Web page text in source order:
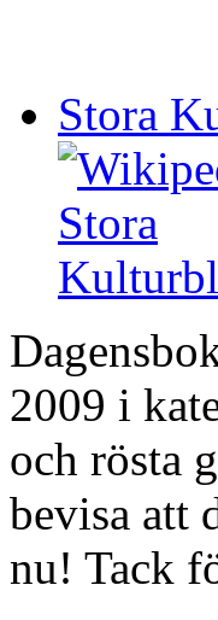
Stora
2009 i
och rösta
bevisa att
nu! Tack